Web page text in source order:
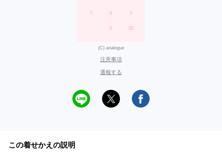
(C) analogue
注意事項
通報する
この着せかえの説明